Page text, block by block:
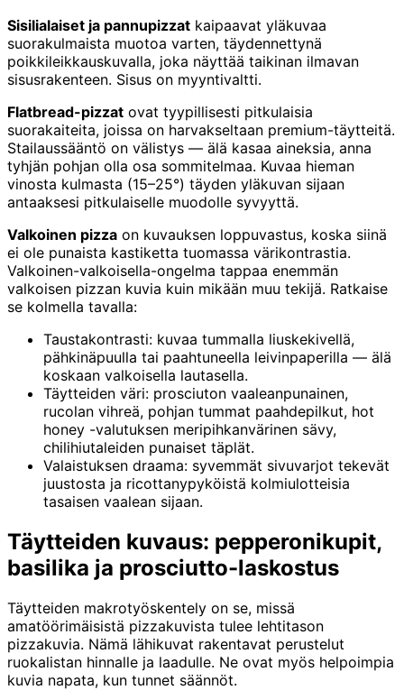
Sisilialaiset ja pannupizzat kaipaavat yläkuvaa
suorakulmaista muotoa varten, täydennettynä
poikkileikkauskuvalla, joka näyttää taikinan ilmavan
sisusrakenteen. Sisus on myyntivaltti.
Flatbread-pizzat ovat tyypillisesti pitkulaisia
suorakaiteita, joissa on harvakseltaan premium-täytteitä.
Stailaussääntö on välistys — älä kasaa aineksia, anna
tyhjän pohjan olla osa sommitelmaa. Kuvaa hieman
vinosta kulmasta (15–25°) täyden yläkuvan sijaan
antaaksesi pitkulaiselle muodolle syvyyttä.
Valkoinen pizza on kuvauksen loppuvastus, koska siinä
ei ole punaista kastiketta tuomassa värikontrastia.
Valkoinen-valkoisella-ongelma tappaa enemmän
valkoisen pizzan kuvia kuin mikään muu tekijä. Ratkaise
se kolmella tavalla:
Taustakontrasti: kuvaa tummalla liuskekivellä,
pähkinäpuulla tai paahtuneella leivinpaperilla — älä
koskaan valkoisella lautasella.
Täytteiden väri: prosciuton vaaleanpunainen,
rucolan vihreä, pohjan tummat paahdepilkut, hot
honey -valutuksen meripihkanvärinen sävy,
chilihiutaleiden punaiset täplät.
Valaistuksen draama: syvemmät sivuvarjot tekevät
juustosta ja ricottanypyköistä kolmiulotteisia
tasaisen vaalean sijaan.
Täytteiden kuvaus: pepperonikupit,
basilika ja prosciutto-laskostus
Täytteiden makrotyöskentely on se, missä
amatöörimäisistä pizzakuvista tulee lehtitason
pizzakuvia. Nämä lähikuvat rakentavat perustelut
ruokalistan hinnalle ja laadulle. Ne ovat myös helpoimpia
kuvia napata, kun tunnet säännöt.